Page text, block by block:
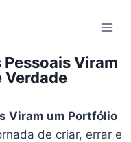
Viram
Verdade
Viram um Portfólio
de criar, errar e